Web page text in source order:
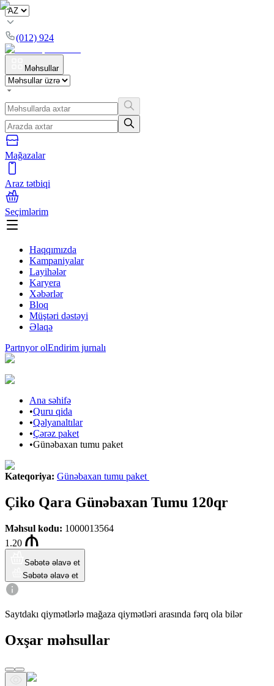
(012) 924
Məhsullar
Mağazalar
Araz tətbiqi
Seçimlərim
Haqqımızda
Kampaniyalar
Layihələr
Karyera
Xəbərlər
Bloq
Müştəri dəstəyi
Əlaqə
Partnyor olEndirim jurnalı
Ana səhifə
•Quru qida
•Qəlyanaltılar
•Çərəz paket
•Günəbaxan tumu paket
Kateqoriya: Günəbaxan tumu paket
Çiko Qara Günəbaxan Tumu 120qr
Məhsul kodu: 1000013564
1.20
Səbətə əlavə et
Səbətə əlavə et
Saytdakı qiymətlərlə mağaza qiymətləri arasında fərq ola bilər
Oxşar məhsullar